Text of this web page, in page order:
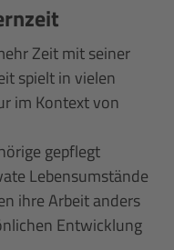
Zeit mit seiner
spielt in vielen
im Kontext von
gepflegt
Lebensumstände
ihre Arbeit anders
Entwicklung